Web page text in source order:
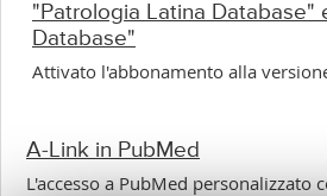
"Patrologia Latina Database"
Database"
Attivato l'abbonamento alla
A-Link in PubMed
L'accesso a PubMed personalizzato